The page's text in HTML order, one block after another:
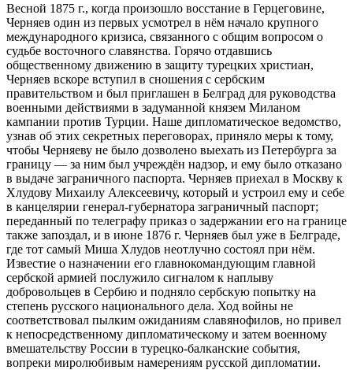
Весной 1875 г., когда произошло восстание в Герцеговине,
Черняев один из первых усмотрел в нём начало крупного
международного кризиса, связанного с общим вопросом о
судьбе восточного славянства. Горячо отдавшись
общественному движению в защиту турецких христиан,
Черняев вскоре вступил в сношения с сербским
правительством и был приглашен в Белград для руководства
военными действиями в задуманной князем Миланом
кампании против Турции. Наше дипломатическое ведомство,
узнав об этих секретных переговорах, приняло меры к тому,
чтобы Черняеву не было дозволено выехать из Петербурга за
границу — за ним был учреждён надзор, и ему было отказано
в выдаче заграничного паспорта. Черняев приехал в Москву к
Хлудову Михаилу Алексеевичу, который и устроил ему и себе
в канцелярии генерал-губернатора заграничный паспорт;
переданный по телеграфу приказ о задержании его на границе
также запоздал, и в июне 1876 г. Черняев был уже в Белграде,
где тот самый Миша Хлудов неотлучно состоял при нём.
Известие о назначении его главнокомандующим главной
сербской армией послужило сигналом к наплыву
добровольцев в Сербию и подняло сербскую попытку на
степень русского национального дела. Ход войны не
соответствовал пылким ожиданиям славянофилов, но привел
к непосредственному дипломатическому и затем военному
вмешательству России в турецко-балканские события,
вопреки миролюбивым намерениям русской дипломатии.